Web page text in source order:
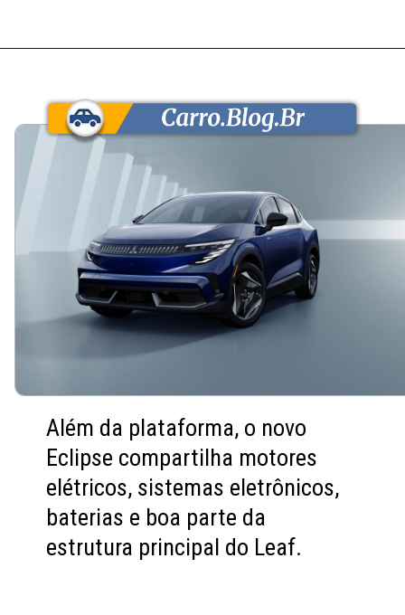
Além da plataforma, o novo
Eclipse compartilha motores
elétricos, sistemas eletrônicos,
baterias e boa parte da
estrutura principal do Leaf.